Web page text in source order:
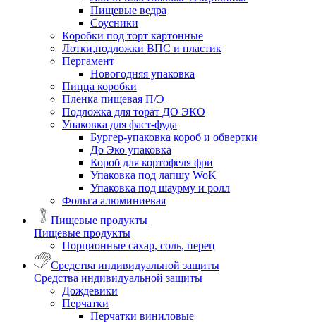
Пищевые ведра
Соусники
Коробки под торт картонные
Лотки,подложки ВПС и пластик
Пергамент
Новогодняя упаковка
Пицца коробки
Пленка пищевая П/Э
Подложка для торат ДО ЭКО
Упаковка для фаст-фуда
Бургер-упаковка короб и обвертки
До Эко упаковка
Короб для кортофеля фри
Упаковка под лапшу WoK
Упаковка под шаурму и ролл
Фольга алюминиевая
Пищевые продукты
Пищевые продукты
Порционные сахар, соль, перец
Средства индивидуальной защиты
Средства индивидуальной защиты
Дождевики
Перчатки
Перчатки виниловые